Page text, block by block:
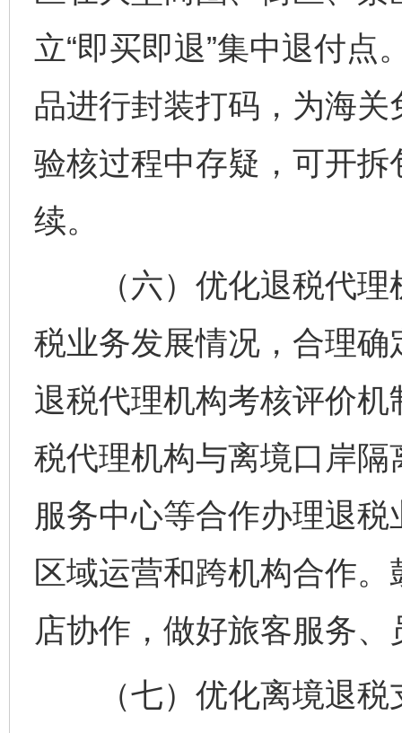
立“即买即退”集中退付
品进行封装打码，为海
验核过程中存疑，可开
续。
（六）优化退税代理
税业务发展情况，合理
退税代理机构考核评价
税代理机构与离境口岸
服务中心等合作办理退
区域运营和跨机构合作
店协作，做好旅客服务
（七）优化离境退税